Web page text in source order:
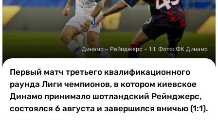
Динамо – Рейнджерс – 1:1. Фото: ФК Динамо
Первый матч третьего квалификационного
раунда Лиги чемпионов, в котором киевское
Динамо принимало шотландский Рейнджерс,
состоялся 6 августа и завершился вничью (1:1).